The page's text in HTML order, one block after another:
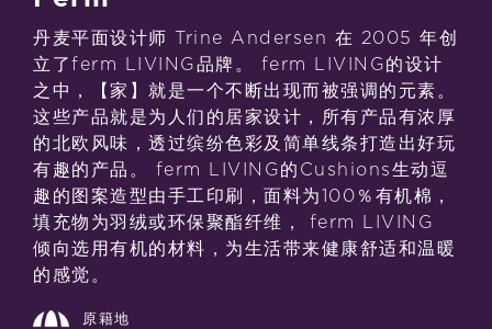
丹麦平面设计师 Trine Andersen 在 2005 年创
立了ferm LIVING品牌。 ferm LIVING的设计
之中，【家】就是一个不断出现而被强调的元素。
这些产品就是为人们的居家设计，所有产品有浓厚
的北欧风味，透过缤纷色彩及简单线条打造出好玩
有趣的产品。 ferm LIVING的Cushions生动逗
趣的图案造型由手工印刷，面料为100％有机棉，
填充物为羽绒或环保聚酯纤维， ferm LIVING
倾向选用有机的材料，为生活带来健康舒适和温暖
的感觉。
原籍地